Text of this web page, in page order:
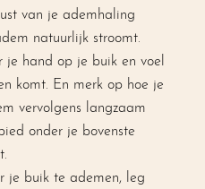
van je ademhaling
natuurlijk stroomt.
hand op je buik en voel
komt. En merk op hoe je
vervolgens langzaam
onder je bovenste
je buik te ademen, leg